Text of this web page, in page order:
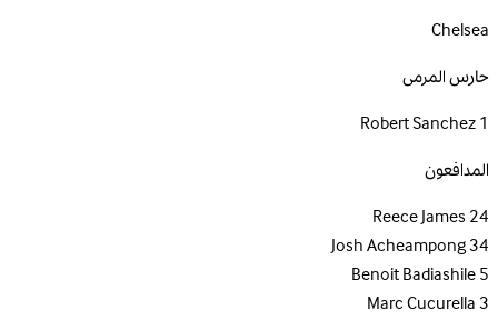
Chelsea
حارس المرمى
1
Robert Sanchez
المدافعون
24
Reece James
34
Josh Acheampong
5
Benoit Badiashile
3
Marc Cucurella